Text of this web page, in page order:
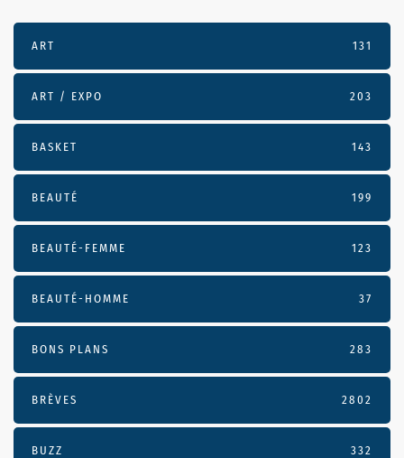
ART 131
ART / EXPO 203
BASKET 143
BEAUTÉ 199
BEAUTÉ-FEMME 123
BEAUTÉ-HOMME 37
BONS PLANS 283
BRÈVES 2802
BUZZ 332